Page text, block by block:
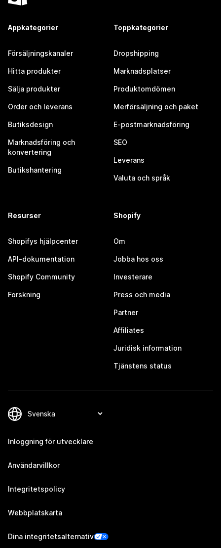
Appkategorier
Försäljningskanaler
Hitta produkter
Sälja produkter
Order och leverans
Butiksdesign
Marknadsföring och
konvertering
Butikshantering
Toppkategorier
Dropshipping
Marknadsplatser
Produktomdömen
Merförsäljning och paket
E-postmarknadsföring
SEO
Leverans
Valuta och språk
Resurser
Shopifys hjälpcenter
API-dokumentation
Shopify Community
Forskning
Shopify
Om
Jobba hos oss
Investerare
Press och media
Partner
Affiliates
Juridisk information
Tjänstens status
Inloggning för utvecklare
Användarvillkor
Integritetspolicy
Webbplatskarta
Dina integritetsalternativ